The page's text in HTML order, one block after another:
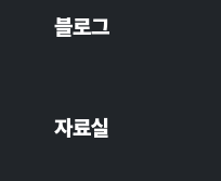
블로그
자료실